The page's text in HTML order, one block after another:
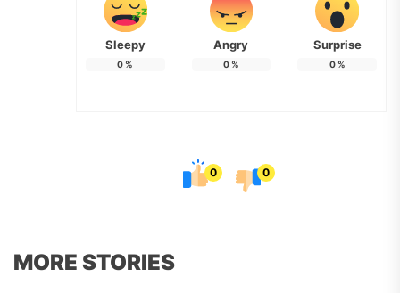
Sleepy
0%
Angry
0%
Surprise
0%
0 0
MORE STORIES